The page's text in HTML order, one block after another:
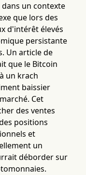
un contexte
que lors des
d'intérêt élevés
persistante
Un article de
que le Bitcoin
un krach
baissier
Cet
des ventes
positions
et
un
déborder sur